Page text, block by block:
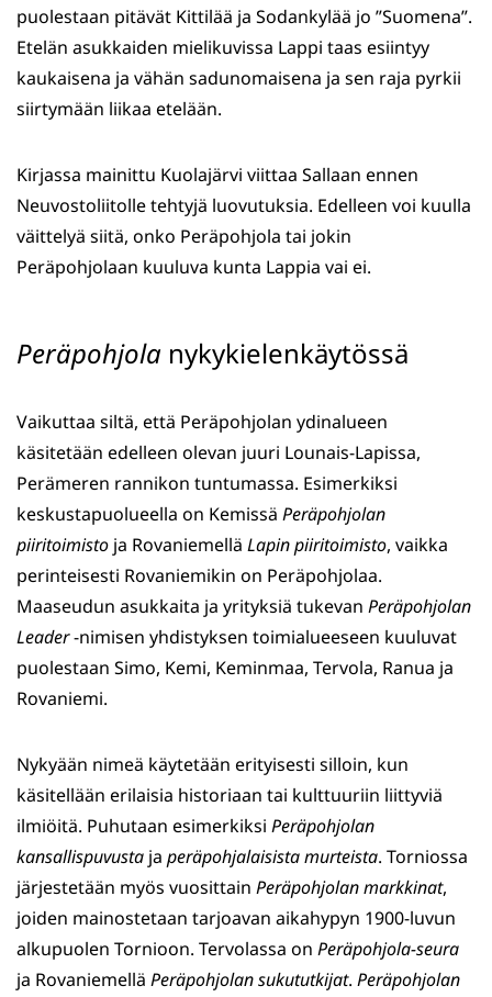
puolestaan pitävät Kittilää ja Sodankylää jo ”Suomena”.
Etelän asukkaiden mielikuvissa Lappi taas esiintyy
kaukaisena ja vähän sadunomaisena ja sen raja pyrkii
siirtymään liikaa etelään.
Kirjassa mainittu Kuolajärvi viittaa Sallaan ennen
Neuvostoliitolle tehtyjä luovutuksia. Edelleen voi kuulla
väittelyä siitä, onko Peräpohjola tai jokin
Peräpohjolaan kuuluva kunta Lappia vai ei.
Peräpohjola nykykielenkäytössä
Vaikuttaa siltä, että Peräpohjolan ydinalueen
käsitetään edelleen olevan juuri Lounais-Lapissa,
Perämeren rannikon tuntumassa. Esimerkiksi
keskustapuolueella on Kemissä Peräpohjolan
piiritoimisto ja Rovaniemellä Lapin piiritoimisto, vaikka
perinteisesti Rovaniemikin on Peräpohjolaa.
Maaseudun asukkaita ja yrityksiä tukevan Peräpohjolan
Leader-nimisen yhdistyksen toimialueeseen kuuluvat
puolestaan Simo, Kemi, Keminmaa, Tervola, Ranua ja
Rovaniemi.
Nykyään nimeä käytetään erityisesti silloin, kun
käsitellään erilaisia historiaan tai kulttuuriin liittyviä
ilmiöitä. Puhutaan esimerkiksi Peräpohjolan
kansallispuvusta ja peräpohjalaisista murteista. Torniossa
järjestetään myös vuosittain Peräpohjolan markkinat,
joiden mainostetaan tarjoavan aikahypyn 1900-luvun
alkupuolen Tornioon. Tervolassa on Peräpohjola-seura
ja Rovaniemellä Peräpohjolan sukututkijat. Peräpohjolan